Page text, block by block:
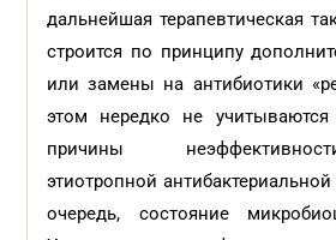
дальнейшая терапевтическая
строится по принципу
или замены на антибиотики
этом нередко не
причины
этиотропной
очередь, состояние